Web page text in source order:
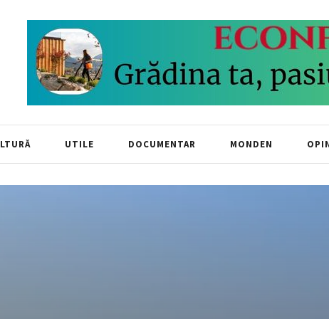
UTILE DOCUMENTAR MONDEN